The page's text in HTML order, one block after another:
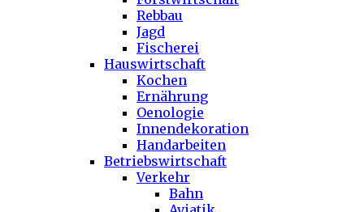
Rebbau
Jagd
Fischerei
Hauswirtschaft
Kochen
Ernährung
Oenologie
Innendekoration
Handarbeiten
Betriebswirtschaft
Verkehr
Bahn